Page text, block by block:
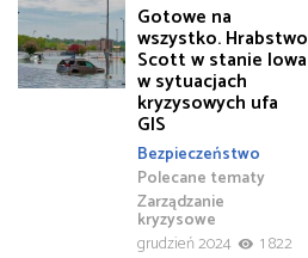
Gotowe na
wszystko. Hrabstwo
Scott w stanie Iowa
w sytuacjach
kryzysowych ufa
GIS
Bezpieczeństwo
Polecane tematy
Zarządzanie
kryzysowe
grudzień 2024
1 822